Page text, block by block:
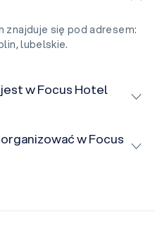
znajduje się pod adresem:
lubelskie.
w Focus Hotel
w Focus